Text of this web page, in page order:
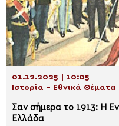
01.12.2025 | 10:05
Ιστορία - Εθνικά Θέματα
Σαν σήμερα το 1913: Η
Ελλάδα